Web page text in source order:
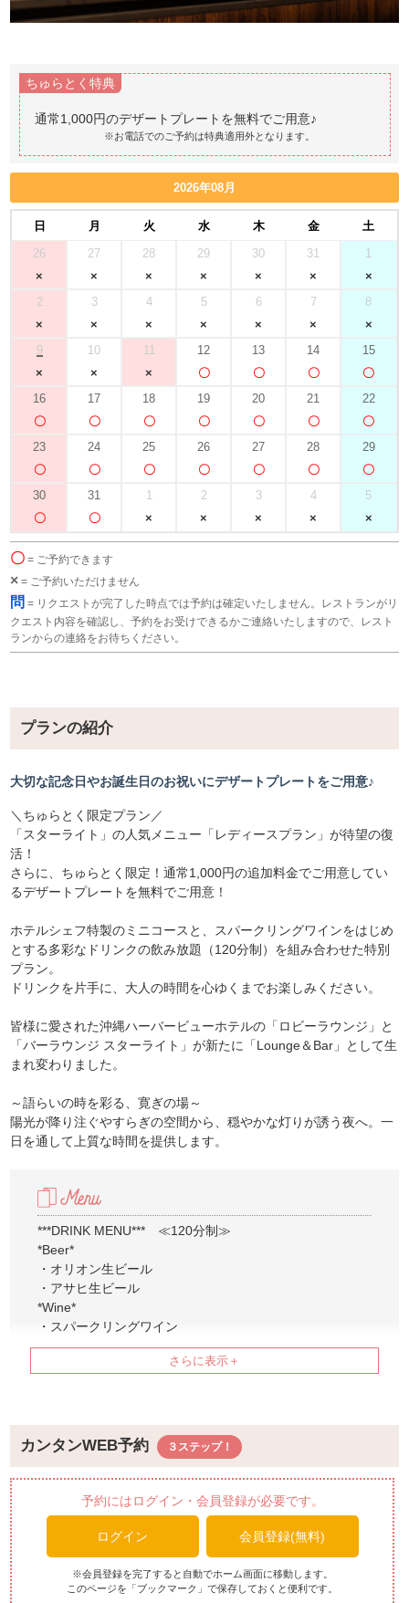
ちゅらとく特典
※お電話でのご予約は特典適用外となります。
2026年08月
日 月 火 水 木 金
土
26
27 28 29 30 31 1
2 3 4 5 6 7 8
9 10 11 12 13 14 15
16 17 18 19 20 21 22
23 24 25 26 27 28 29
30 31 1 2 3 4 5
〇 = ご予約できます
× = ご予約いただけません
問 = リクエストが完了した時点では予約は確定いたしません。レストランがリ
クエスト内容を確認し、予約をお受けできるかご連絡いたしますので、レスト
ランからの連絡をお待ちください。
プランの紹介
大切な記念日やお誕生日のお祝いにデザートプレートをご用意♪
＼ちゅらとく限定プラン／
「スターライト」の人気メニュー「レディースプラン」が待望の復
活！
さらに、ちゅらとく限定！通常1,000円の追加料金でご用意してい
るデザートプレートを無料でご用意！
ホテルシェフ特製のミニコースと、スパークリングワインをはじめ
とする多彩なドリンクの飲み放題（120分制）を組み合わせた特別
プラン。
ドリンクを片手に、大人の時間を心ゆくまでお楽しみください。
皆様に愛された沖縄ハーバービューホテルの「ロビーラウンジ」と
「バーラウンジ スターライト」が新たに「Lounge＆Bar」として生
まれ変わりました。
～語らいの時を彩る、寛ぎの場～
陽光が降り注ぐやすらぎの空間から、穏やかな灯りが誘う夜へ。一
日を通して上質な時間を提供します。
***DRINK MENU*** ≪120分制≫
*Beer*
・オリオン生ビール
・アサヒ生ビール
*Wine*
・スパークリングワイン
・赤ワイン
*Awamori*
*Cocktail*
・モスコミュール
・カンパリオレンジ
*Soft Drink*
・オレンジジュース
・ジンジャーエール
・グレープフルーツジュース
カンタンWEB予約
予約にはログイン・会員登録が必要です。
ログイン 会員登録(無料)
※会員登録を完了すると自動でホーム画面に移動します。
このページを「ブックマーク」で保存しておくと便利です。